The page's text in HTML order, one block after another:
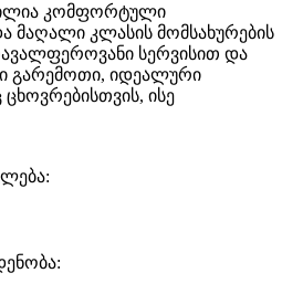
კომფორტული
მაღალი კლასის მომსახურების
სერვისით და
გარემოთი, იდეალური
ისე